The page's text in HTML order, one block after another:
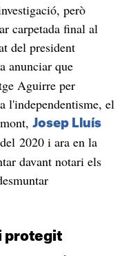
però
carpetada final al
del president
anunciar que
Aguirre per
l'independentisme, el
Josep Lluís
2020 i ara en la
davant notari els
protegit